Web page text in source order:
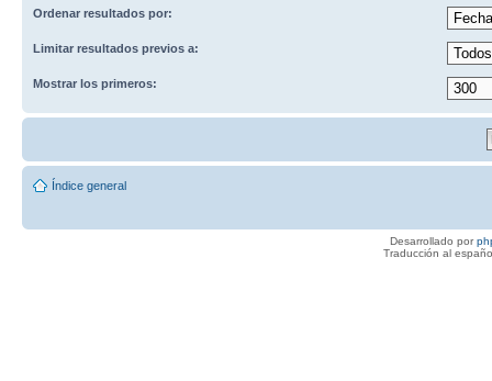
Ordenar resultados por:
Limitar resultados previos a:
Mostrar los primeros:
Índice general
Desarrollado por
Traducción al